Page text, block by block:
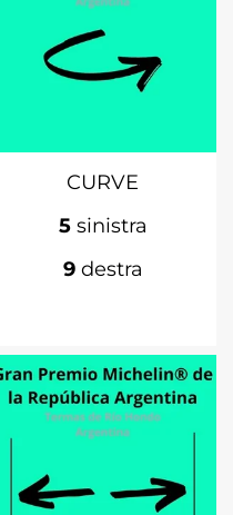
CURVE
5 sinistra
9 destra